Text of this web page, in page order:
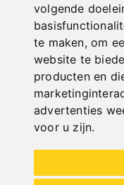
volgende
te maken,om
website te
producten en
advertenties
voor u zijn.
DKS 400
Art. No. : 06-2132
Price on